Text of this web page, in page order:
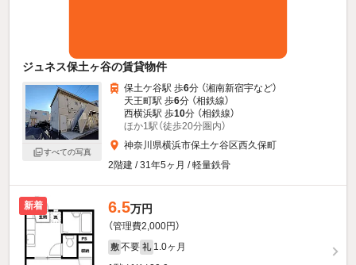
ジュネス保土ヶ谷の賃貸物件
すべての写真
保土ケ谷駅 歩6分 （湘南新宿宇など）
天王町駅 歩6分 （相鉄線）
西横浜駅 歩10分 （相鉄線）
ほか1駅（徒歩20分圏内）
神奈川県横浜市保土ケ谷区西久保町
2階建 / 31年5ヶ月 / 軽量鉄骨
新着 6.5万円
（管理費2,000円）
敷 不要 礼 1.0ヶ月